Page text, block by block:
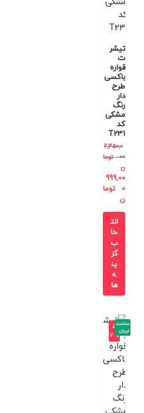
تیشر
ت
قواره
باکسی
طرح
دار
رنگ
مشکی
کد
T231
2,350,0
00
توما
ن
999,00
0
توما
ن
انت
خا
ب
گز
ین
ه
ها
-5
7%
ساخت
ایران